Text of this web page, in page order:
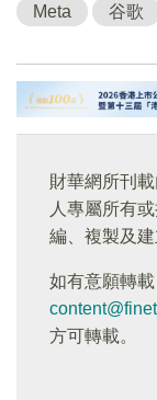
Meta 谷歌
財華網所刊
人專屬所有
編、複製及建
如有意願轉
方可轉載。